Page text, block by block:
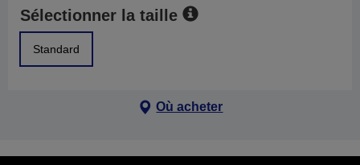
Sélectionner la taille
Standard
Où acheter